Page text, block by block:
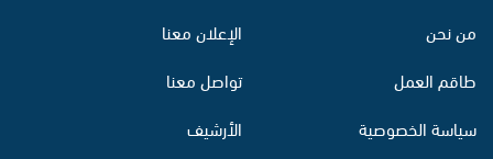
من نحن
طاقم العمل
سياسة الخصوصية
الإعلان معنا
تواصل معنا
الأرشيف